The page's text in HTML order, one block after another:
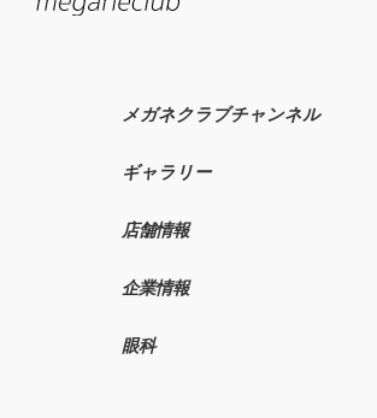
メガネクラブチャンネル
ギャラリー
店舗情報
企業情報
眼科